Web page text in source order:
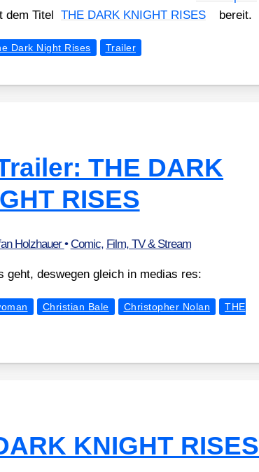
dem Titel THE DARK KNIGHT RISES bereit.
Dark Night Rises Trailer
THE DARK
RISES
Holzhauer•Comic, Film, TV & Stream
geht, des­we­gen gleich in medi­as res:
Christian Bale Christopher Nolan
THE
KNIGHT RISES